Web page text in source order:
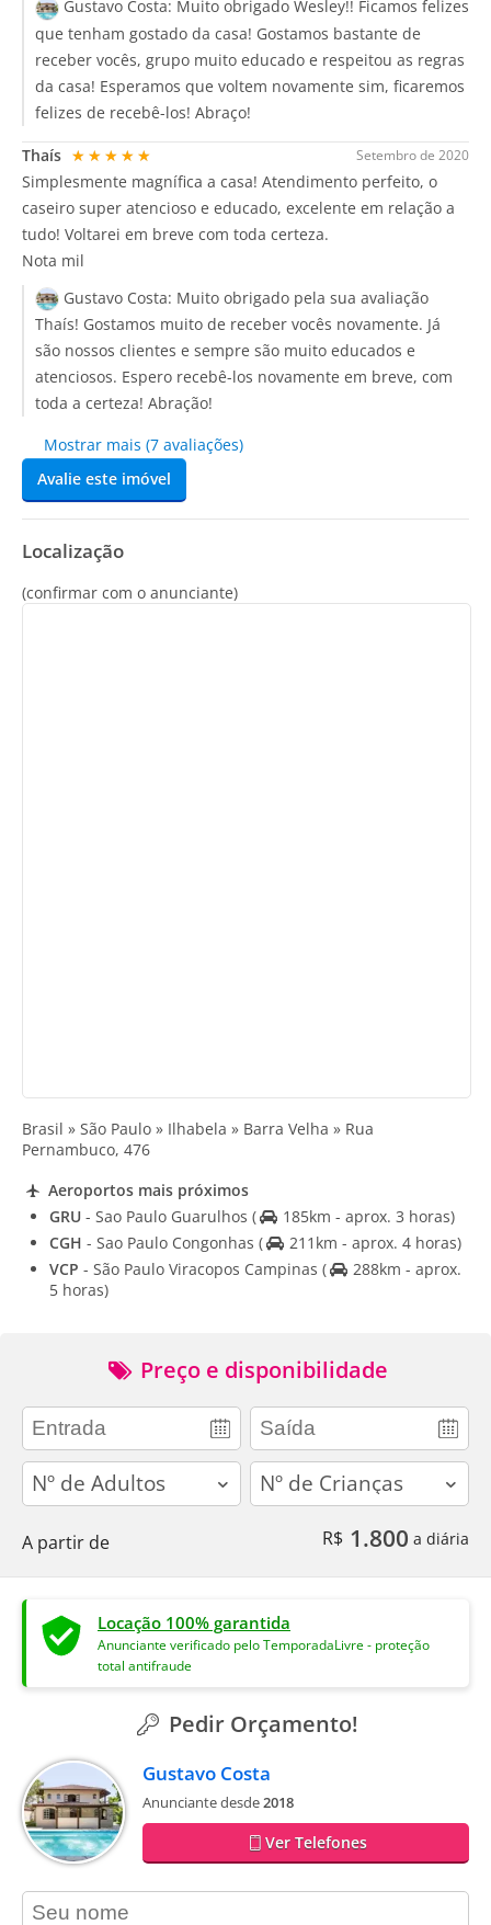
Gustavo Costa: Muito obrigado Wesley!! Ficamos felizes
que tenham gostado da casa! Gostamos bastante de
receber vocês, grupo muito educado e respeitou as regras
da casa! Esperamos que voltem novamente sim, ficaremos
felizes de recebê-los! Abraço!
Setembro de 2020
Thaís ★★★★★
Simplesmente magnífica a casa! Atendimento perfeito, o
caseiro super atencioso e educado, excelente em relação a
tudo! Voltarei em breve com toda certeza.
Nota mil
Gustavo Costa: Muito obrigado pela sua avaliação
Thaís! Gostamos muito de receber vocês novamente. Já
são nossos clientes e sempre são muito educados e
atenciosos. Espero recebê-los novamente em breve, com
toda a certeza! Abração!
Mostrar mais (7 avaliações)
Avalie este imóvel
Localização
(confirmar com o anunciante)
Brasil » São Paulo » Ilhabela » Barra Velha » Rua
Pernambuco, 476
Aeroportos mais próximos
GRU - Sao Paulo Guarulhos (
185km - aprox. 3 horas)
CGH - Sao Paulo Congonhas (
211km - aprox. 4 horas)
VCP - São Paulo Viracopos Campinas (
288km - aprox.
5 horas)
Preço e disponibilidade
adults children
A partir de R$ 1.800 a diária
Locação 100% garantida
Anunciante verificado pelo TemporadaLivre - proteção
total antifraude
Pedir Orçamento!
Gustavo Costa
Anunciante desde2018
Ver Telefones
contact_name